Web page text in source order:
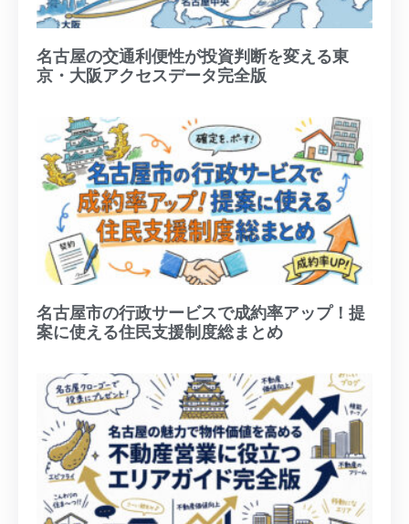
名古屋の交通利便性が投資判断を変える東
京・大阪アクセスデータ完全版
名古屋市の行政サービスで成約率アップ！提
案に使える住民支援制度総まとめ